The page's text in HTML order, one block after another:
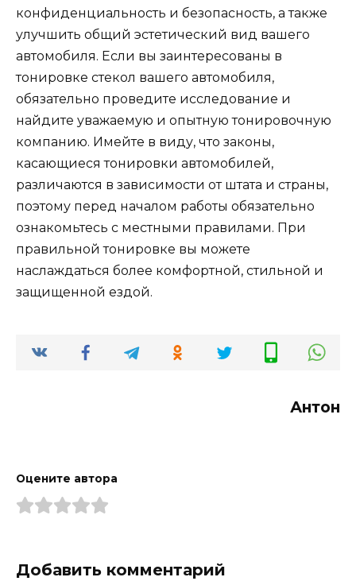
конфиденциальность и безопасность, а также
улучшить общий эстетический вид вашего
автомобиля. Если вы заинтересованы в
тонировке стекол вашего автомобиля,
обязательно проведите исследование и
найдите уважаемую и опытную тонировочную
компанию. Имейте в виду, что законы,
касающиеся тонировки автомобилей,
различаются в зависимости от штата и страны,
поэтому перед началом работы обязательно
ознакомьтесь с местными правилами. При
правильной тонировке вы можете
наслаждаться более комфортной, стильной и
защищенной ездой.
Антон
Оцените автора
Добавить комментарий